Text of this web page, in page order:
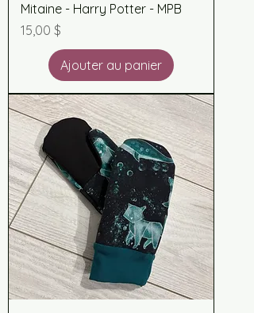
Mitaine - Harry Potter - MPB
Prix
15,00 $
Ajouter au panier